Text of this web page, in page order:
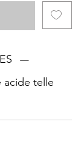
acide telle